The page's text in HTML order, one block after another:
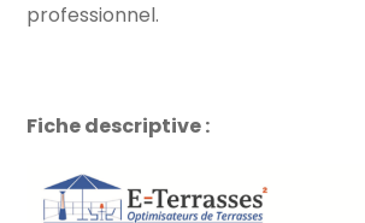
professionnel.
Fiche descriptive :